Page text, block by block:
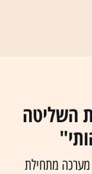
השליטה
חברת התרופות הנרכשת איבדה כ-57% מערכה מתחילת